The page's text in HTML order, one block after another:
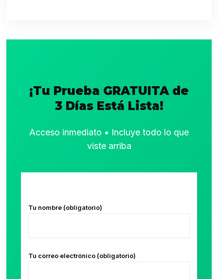
¡Tu Prueba GRATUITA de
3 Días Está Lista!
Acceso inmediato • Incluye todo lo que
viste arriba
Tu nombre (obligatorio)
Tu correo electrónico (obligatorio)